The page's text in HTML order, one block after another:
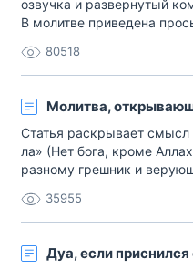
озвучка и развернутый
В молитве приведена
80518
Молитва,
Статья раскрывает
ла» (Нет бога, кроме
разному грешник и
35955
Дуа, если